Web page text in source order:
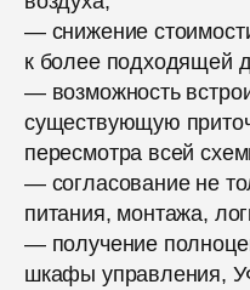
— снижение
к более подходящей
— возможность
существующую
пересмотра всей
— согласование не
питания, монтажа,
— получение
шкафы управления,